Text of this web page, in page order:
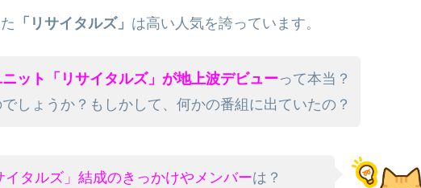
「リサイタルズ」 は高い人気を誇っています。
ット「リサイタルズ」が地上波デビューって本当？
しょうか？もしかして、何かの番組に出ていたの？
イタルズ」結成のきっかけやメンバーは？